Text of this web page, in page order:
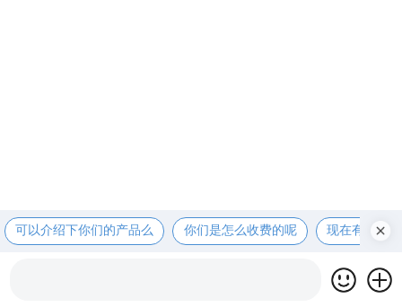
可以介绍下你们的产品么 你们是怎么收费的呢 现在有优惠